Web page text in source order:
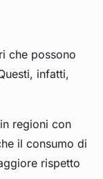
che possono
infatti,
in regioni con
il consumo di
rispetto